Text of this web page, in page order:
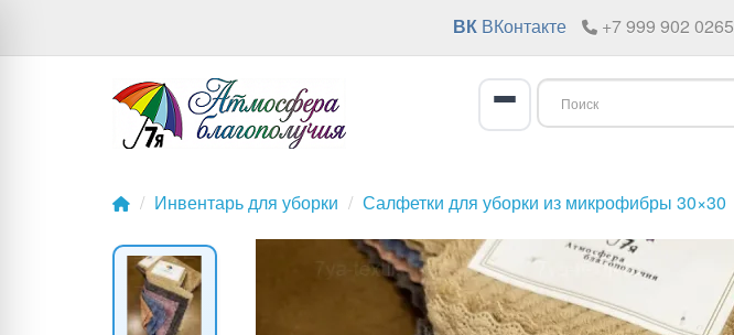
ВК ВКонтакте +7 999 902 0265
Инвентарь для уборки Салфетки для уборки из микрофибры 30×30